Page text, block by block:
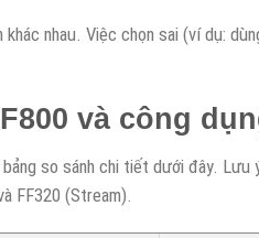
nhau. Việc chọn sai (ví dụ:
và công
so sánh chi tiết dưới đây. Lưu
FF320 (Stream).